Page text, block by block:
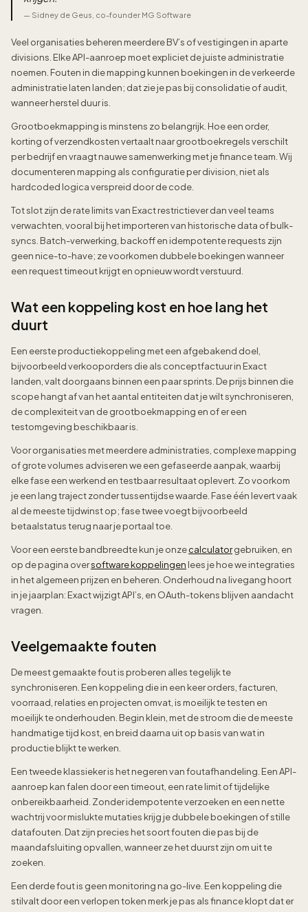
— Sidney de Geus, co-founder MG Software
Veel organisaties beheren meerdere BV’s of vestigingen in aparte
divisions. Elke API-aanroep moet expliciet de juiste administratie
noemen. Fouten in die mapping kunnen boekingen in de verkeerde
administratie laten landen; dat zie je pas bij consolidatie of audit,
wanneer herstel duur is.
Grootboekmapping is minstens zo belangrijk. Hoe een order,
korting of verzendkosten vertaalt naar grootboekregels verschilt
per bedrijf en vraagt nauwe samenwerking met je finance team. Wij
documenteren mapping als configuratie per division, niet als
hardcoded logica verspreid door de code.
Tot slot zijn de rate limits van Exact restrictiever dan veel teams
verwachten, vooral bij het importeren van historische data of bulk-
syncs. Batch-verwerking, backoff en idempotente requests zijn
geen nice-to-have; ze voorkomen dubbele boekingen wanneer
een request timeout krijgt en opnieuw wordt verstuurd.
Wat een koppeling kost en hoe lang het
duurt
Een eerste productiekoppeling met een afgebakend doel,
bijvoorbeeld verkooporders die als conceptfactuur in Exact
landen, valt doorgaans binnen een paar sprints. De prijs binnen die
scope hangt af van het aantal entiteiten dat je wilt synchroniseren,
de complexiteit van de grootboekmapping en of er een
testomgeving beschikbaar is.
Voor organisaties met meerdere administraties, complexe mapping
of grote volumes adviseren we een gefaseerde aanpak, waarbij
elke fase een werkend en testbaar resultaat oplevert. Zo voorkom
je een lang traject zonder tussentijdse waarde. Fase één levert vaak
al de meeste tijdwinst op; fase twee voegt bijvoorbeeld
betaalstatus terug naar je portaal toe.
Voor een eerste bandbreedte kun je onzecalculatorgebruiken, en
op de pagina oversoftware koppelingen lees je hoe we integraties
in het algemeen prijzen en beheren. Onderhoud na livegang hoort
in je jaarplan: Exact wijzigt API’s, en OAuth-tokens blijven aandacht
vragen.
Veelgemaakte fouten
De meest gemaakte fout is proberen alles tegelijk te
synchroniseren. Een koppeling die in een keer orders, facturen,
voorraad, relaties en projecten omvat, is moeilijk te testen en
moeilijk te onderhouden. Begin klein, met de stroom die de meeste
handmatige tijd kost, en breid daarna uit op basis van wat in
productie blijkt te werken.
Een tweede klassieker is het negeren van foutafhandeling. Een API-
aanroep kan falen door een timeout, een rate limit of tijdelijke
onbereikbaarheid. Zonder idempotente verzoeken en een nette
wachtrij voor mislukte mutaties krijg je dubbele boekingen of stille
datafouten. Dat zijn precies het soort fouten die pas bij de
maandafsluiting opvallen, wanneer ze het duurst zijn om uit te
zoeken.
Een derde fout is geen monitoring na go-live. Een koppeling die
stilvalt door een verlopen token merk je pas als finance klopt dat er